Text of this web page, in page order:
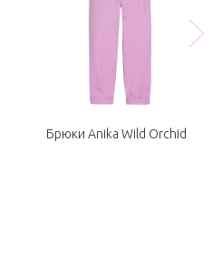
Брюки Anika Wild Orchid